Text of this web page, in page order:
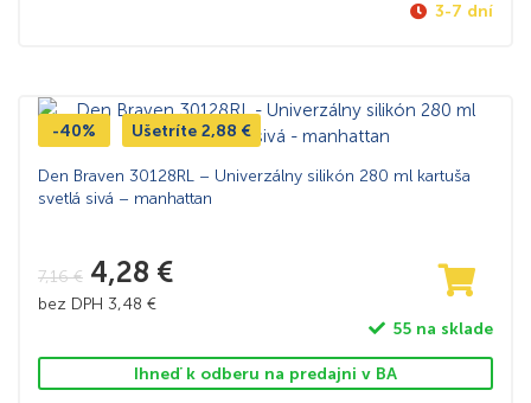
3-7 dní
-40% Ušetríte 2,88 €
Den Braven 30128RL – Univerzálny silikón 280 ml kartuša
svetlá sivá – manhattan
7,16€ 4,28 €
bez DPH 3,48 €
55 na sklade
Ihneď k odberu na predajni v BA